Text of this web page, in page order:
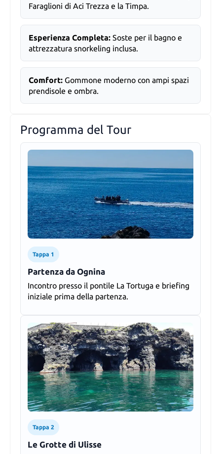
Faraglioni di Aci Trezza e la Timpa.
Esperienza Completa: Soste per il bagno e
attrezzatura snorkeling inclusa.
Comfort: Gommone moderno con ampi spazi
prendisole e ombra.
Programma del Tour
Tappa 1
Partenza da Ognina
Incontro presso il pontile La Tortuga e briefing
iniziale prima della partenza.
Tappa 2
Le Grotte di Ulisse